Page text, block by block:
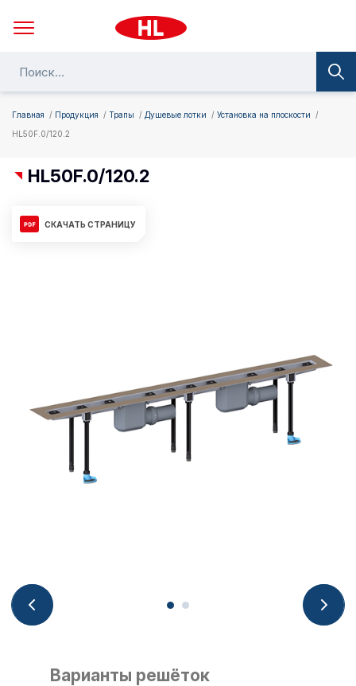
Главная Продукция Трапы Душевые лотки
Установка на плоскости
HL50F.0/120.2
Варианты решёток
HL50F.0/120.2
СКАЧАТЬ СТРАНИЦУ